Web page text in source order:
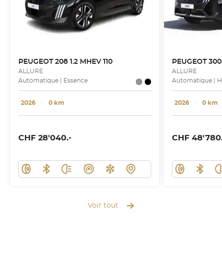
PEUGEOT 208 1.2 MHEV 110
ALLURE
Automatique | Essence
2026 ･ 0 km
CHF 28'040.-
PEUGEOT
ALLURE
Automatique |
2026 ･ 0 km
CHF
Voir tout